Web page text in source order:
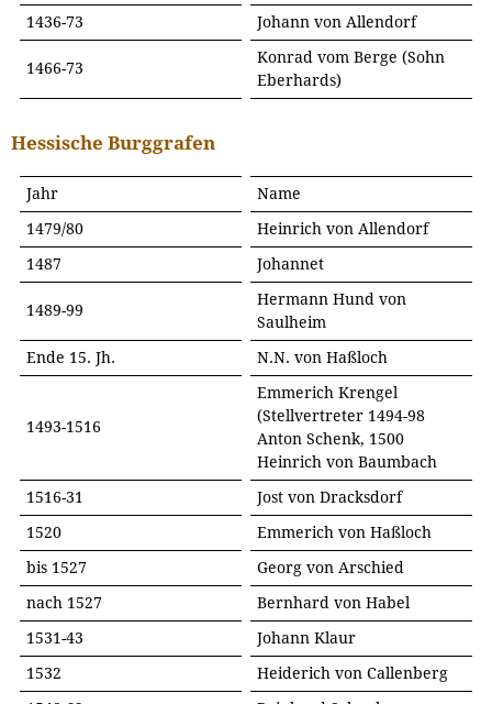
1436-73
Johann von Allendorf
1466-73
Konrad vom Berge (Sohn
Eberhards)
Hessische Burggrafen
Jahr
Name
1479/80
Heinrich von Allendorf
1487
Johannet
1489-99
Hermann Hund von
Saulheim
Ende 15. Jh.
N.N. von Haßloch
1493-1516
Emmerich Krengel
(Stellvertreter 1494-98
Anton Schenk, 1500
Heinrich von Baumbach
1516-31
Jost von Dracksdorf
1520
Emmerich von Haßloch
bis 1527
Georg von Arschied
nach 1527
Bernhard von Habel
1531-43
Johann Klaur
1532
Heiderich von Callenberg